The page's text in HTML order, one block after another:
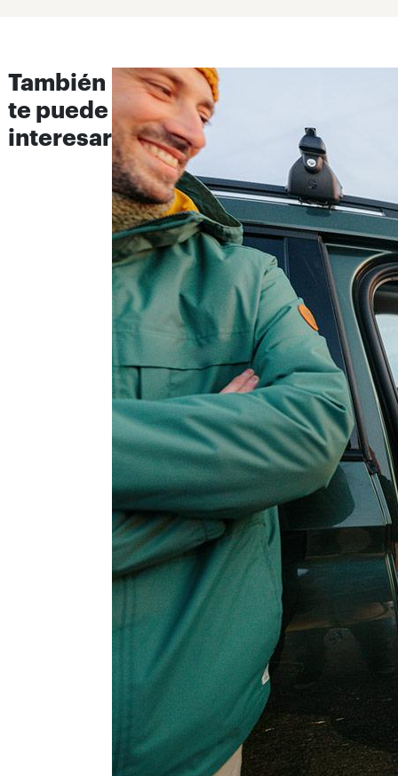
También
te puede
interesar